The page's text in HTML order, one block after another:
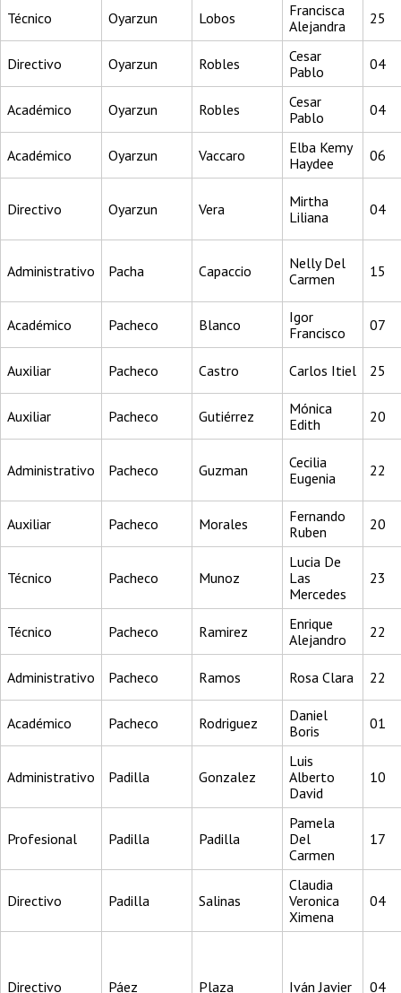
Técnico Oyarzun Lobos
Francisca
Alejandra
25
Directivo Oyarzun Robles
Cesar
Pablo
04
Académico Oyarzun Robles
Cesar
Pablo
04
Académico Oyarzun Vaccaro
Elba Kemy
Haydee
06
Directivo Oyarzun Vera
Mirtha
Liliana
04
Administrativo Pacha Capaccio
Nelly Del
Carmen
15
Académico Pacheco Blanco
Igor
Francisco
07
Auxiliar Pacheco Castro Carlos Itiel 25
Auxiliar Pacheco Gutiérrez
Mónica
Edith
20
Administrativo Pacheco Guzman
Cecilia
Eugenia
22
Auxiliar Pacheco Morales
Fernando
Ruben
20
Técnico Pacheco Munoz
Lucia De
Las
Mercedes
23
Técnico Pacheco Ramirez
Enrique
Alejandro
22
Administrativo Pacheco Ramos Rosa Clara 22
Académico Pacheco Rodriguez
Daniel
Boris
01
Administrativo Padilla Gonzalez
Luis
Alberto
David
10
Profesional Padilla Padilla
Pamela
Del
Carmen
17
Directivo Padilla Salinas
Claudia
Veronica
Ximena
04
Directivo Páez Plaza Iván Javier 04